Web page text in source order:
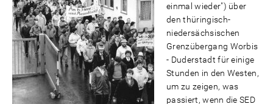
einmal wieder") über
den thüringisch-
niedersächsischen
Grenzübergang Worbis
- Duderstadt für einige
Stunden in den Westen,
um zu zeigen, was
passiert, wenn die SED